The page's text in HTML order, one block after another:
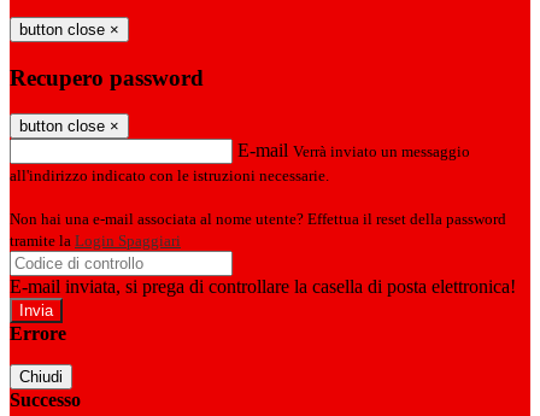
button close ×
Recupero password
button close ×
E-mail Verrà inviato un messaggio
all'indirizzo indicato con le istruzioni necessarie.
Non hai una e-mail associata al nome utente? Effettua il reset della password
tramite la Login Spaggiari
E-mail inviata, si prega di controllare la casella di posta elettronica!
Errore
Chiudi
Successo